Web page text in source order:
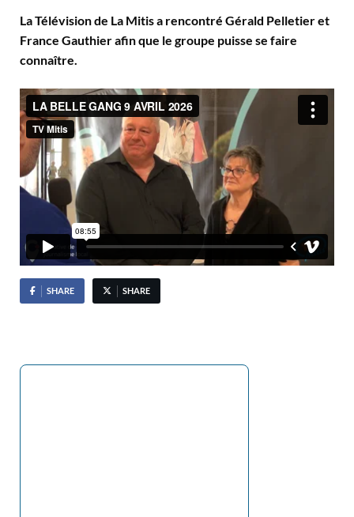
La Télévision de La Mitis a rencontré Gérald Pelletier et
France Gauthier afin que le groupe puisse se faire
connaître.
SHARE SHARE